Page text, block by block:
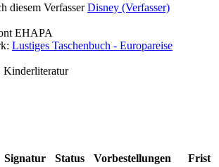
diesem Verfasser Disney (Verfasser)
EHAPA
Lustiges Taschenbuch - Europareise
Kinderliteratur
Signatur Status Vorbestellungen
Frist